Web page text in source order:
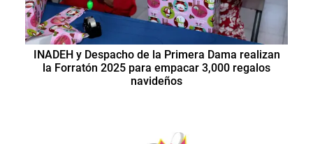
INADEH y Despacho de la Primera Dama realizan
la Forratón 2025 para empacar 3,000 regalos
navideños